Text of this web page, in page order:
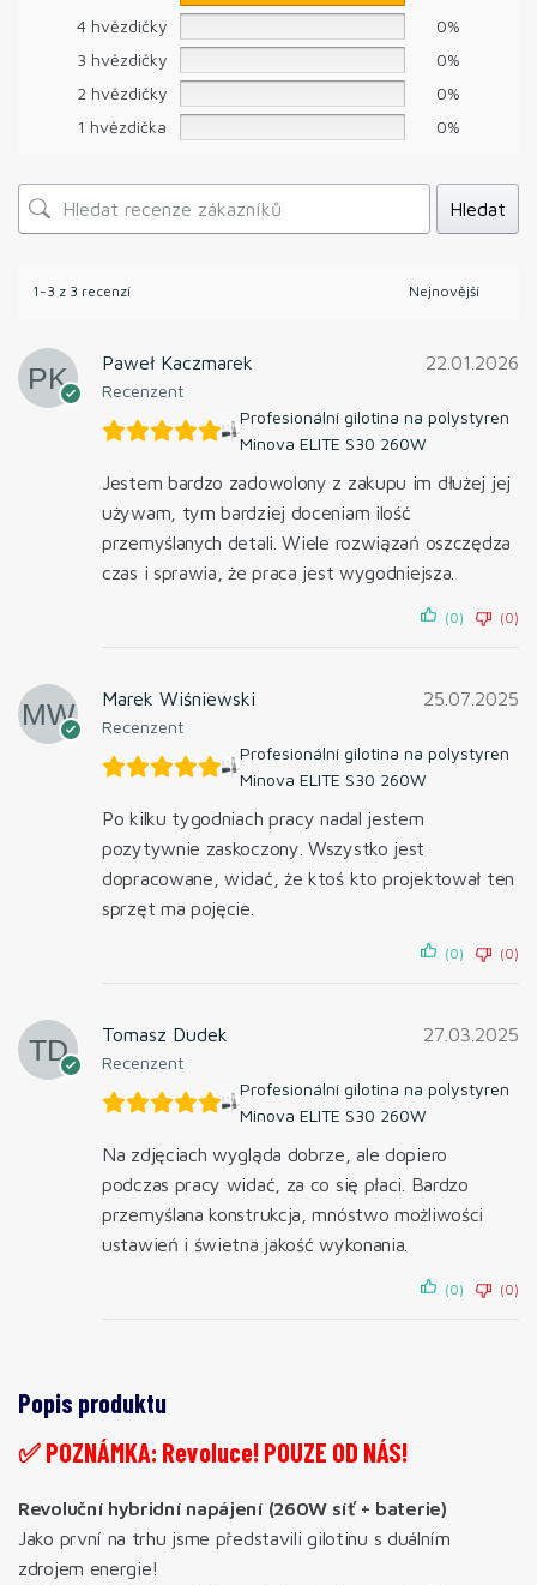
4 hvězdičky
0%
3 hvězdičky
0%
2 hvězdičky
0%
1 hvězdička
0%
Hledat
1-3 z 3 recenzí
Paweł Kaczmarek
Recenzent
22.01.2026
Profesionální gilotina na polystyren
Minova ELITE S30 260W
Jestem bardzo zadowolony z zakupu im dłużej jej
używam, tym bardziej doceniam ilość
przemyślanych detali. Wiele rozwiązań oszczędza
czas i sprawia, że praca jest wygodniejsza.
(0) (0)
Marek Wiśniewski
Recenzent
25.07.2025
Profesionální gilotina na polystyren
Minova ELITE S30 260W
Po kilku tygodniach pracy nadal jestem
pozytywnie zaskoczony. Wszystko jest
dopracowane, widać, że ktoś kto projektował ten
sprzęt ma pojęcie.
(0) (0)
Tomasz Dudek
Recenzent
27.03.2025
Profesionální gilotina na polystyren
Minova ELITE S30 260W
Na zdjęciach wygląda dobrze, ale dopiero
podczas pracy widać, za co się płaci. Bardzo
przemyślana konstrukcja, mnóstwo możliwości
ustawień i świetna jakość wykonania.
(0) (0)
Popis produktu
✅ POZNÁMKA: Revoluce! POUZE OD NÁS!
Revoluční hybridní napájení (260W síť + baterie)
Jako první na trhu jsme představili gilotinu s duálním
zdrojem energie!